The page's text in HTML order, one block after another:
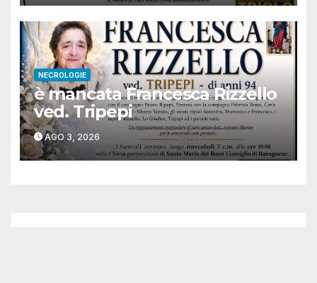
NECROLOGIE
è mancata Francesca Rizzello
ved. Tripepi
AGO 3, 2026